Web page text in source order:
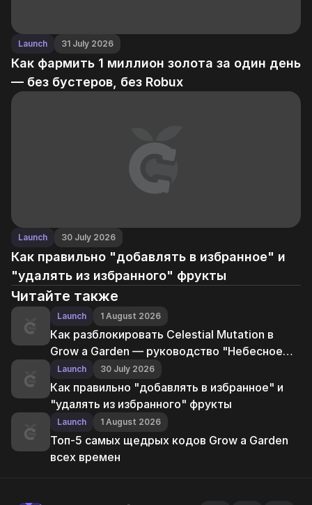
Launch 31 July 2026
Как фармить 1 миллион золота за один день
— без бустеров, без Robux
Launch 30 July 2026
Как правильно "добавлять в избранное" и
"удалять из избранного" фрукты
Читайте также
Launch 1 August 2026
Как разблокировать Celestial Mutation в
Grow a Garden — руководство "Небесное
возрождение"
Launch 30 July 2026
Как правильно "добавлять в избранное" и
"удалять из избранного" фрукты
Launch 1 August 2026
Топ-5 самых щедрых кодов Grow a Garden
всех времен